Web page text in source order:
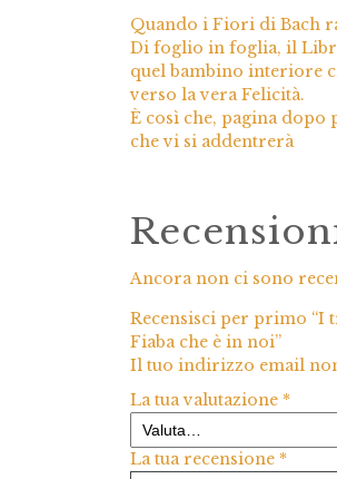
Quando i Fiori di Bach
Di foglio in foglia, il
quel bambino interiore
verso la vera Felicità.
È così che, pagina dopo
che vi si addentrerà
Ancora non ci sono
Recensisci per primo “I
Fiaba che è in noi”
Il tuo indirizzo email
La tua valutazione *
La tua recensione *